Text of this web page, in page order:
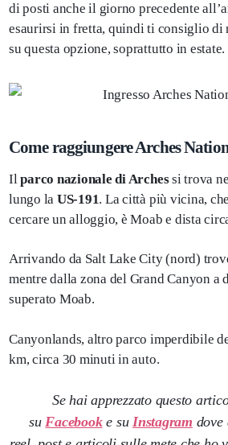
di posti anche il giorno precedente
esaurirsi in fretta, quindi ti consiglio di
su questa opzione, soprattutto in estate.
Come raggiungere Arches
Ilparco nazionale di Archessi trova
lungo la US-191. La città più vicina,
cercare un alloggio, è Moab e dista
Arrivando da Salt Lake City (nord)
mentre dalla zona del Grand Canyon a
superato Moab.
Canyonlands, altro parco imperdibile
km, circa 30 minuti in auto.
Se hai apprezzato questo
su Facebooke su Instagram